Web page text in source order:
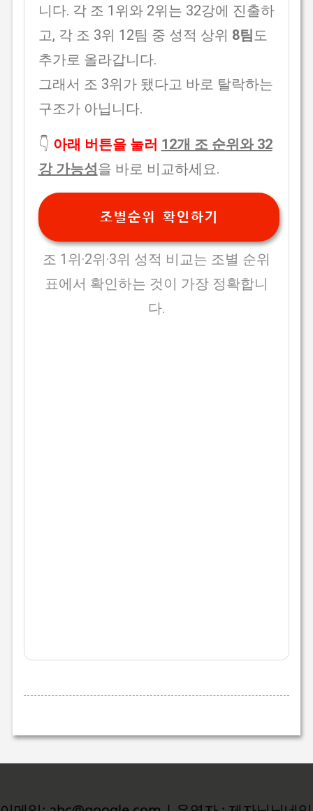
니다. 각 조 1위와 2위는 32강에 진출하
고, 각 조 3위 12팀 중 성적 상위 8팀도
추가로 올라갑니다.
그래서 조 3위가 됐다고 바로 탈락하는
구조가 아닙니다.
👇 아래 버튼을 눌러 12개 조 순위와 32
강 가능성을 바로 비교하세요.
조별순위 확인하기
조 1위·2위·3위 성적 비교는 조별 순위
표에서 확인하는 것이 가장 정확합니
다.